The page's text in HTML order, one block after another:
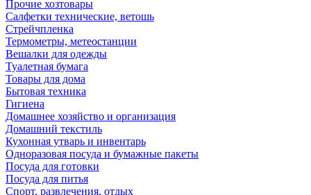
Прочие хозтовары
Салфетки технические, ветошь
Стрейчпленка
Термометры, метеостанции
Вешалки для одежды
Туалетная бумага
Товары для дома
Бытовая техника
Гигиена
Домашнее хозяйство и организация
Домашний текстиль
Кухонная утварь и инвентарь
Одноразовая посуда и бумажные пакеты
Посуда для готовки
Посуда для питья
Спорт, развлечения, отдых